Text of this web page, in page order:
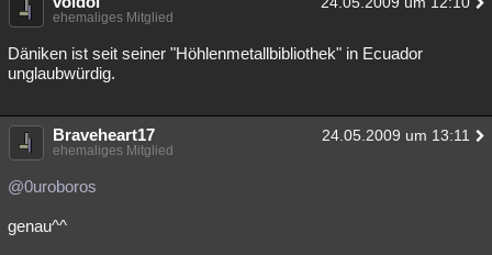
ehemaliges Mitglied
Däniken ist seit seiner "Höhlenmetallbibliothek" in Ecuador
unglaubwürdig.
Braveheart17 24.05.2009 um 13:11
ehemaliges Mitglied
@0uroboros
genau^^